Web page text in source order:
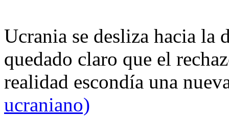
Ucrania se desliza hacia
quedado claro que el
realidad escondía una
ucraniano)